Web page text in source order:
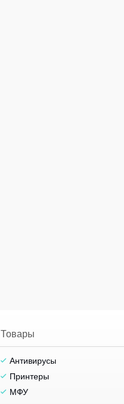
Товары
Антивирусы
Принтеры
МФУ